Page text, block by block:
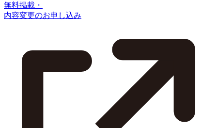
無料掲載・
内容変更のお申し込み